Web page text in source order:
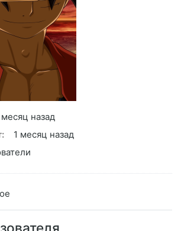
месяц назад
1 месяц назад